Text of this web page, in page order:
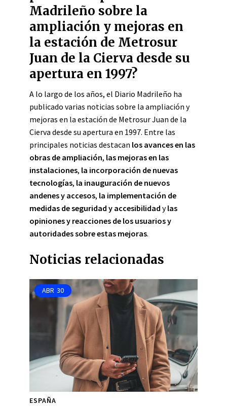
Madrileño sobre la
ampliación y mejoras en
la estación de Metrosur
Juan de la Cierva desde su
apertura en 1997?
A lo largo de los años, el Diario Madrileño ha
publicado varias noticias sobre la ampliación y
mejoras en la estación de Metrosur Juan de la
Cierva desde su apertura en 1997. Entre las
principales noticias destacan los avances en las
obras de ampliación, las mejoras en las
instalaciones, la incorporación de nuevas
tecnologías, la inauguración de nuevos
andenes y accesos, la implementación de
medidas de seguridad y accesibilidad ylas
opiniones y reacciones de los usuarios y
autoridades sobre estas mejoras.
Noticias relacionadas
ABR 30
ESPAÑA